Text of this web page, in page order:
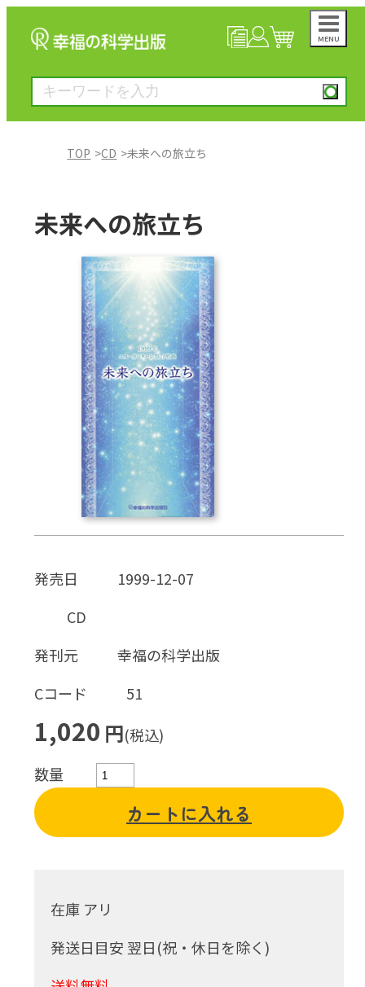
MENU
絵本
雑誌
CD
DVD・ブルーレイ
雑貨
TOP CD 未来への旅立ち
未来への旅立ち
発売日
1999-12-07
CD
発刊元
幸福の科学出版
Cコード
51
1,020 円(税込)
数量
カートに入れる
在庫 アリ
発送日目安 翌日(祝・休日を除く)